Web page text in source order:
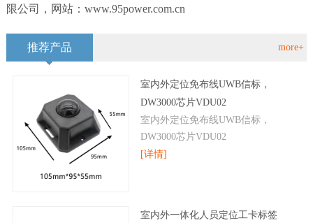
限公司，网站：www.95power.com.cn
推荐产品 more+
室内外定位免布线UWB信标，
DW3000芯片VDU02
室内外定位免布线UWB信标，
DW3000芯片VDU02
[详情]
室内外一体化人员定位工卡标签